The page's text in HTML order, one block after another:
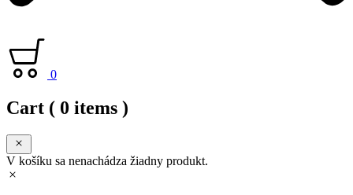
0
Cart ( 0 items )
V košíku sa nenachádza žiadny produkt.